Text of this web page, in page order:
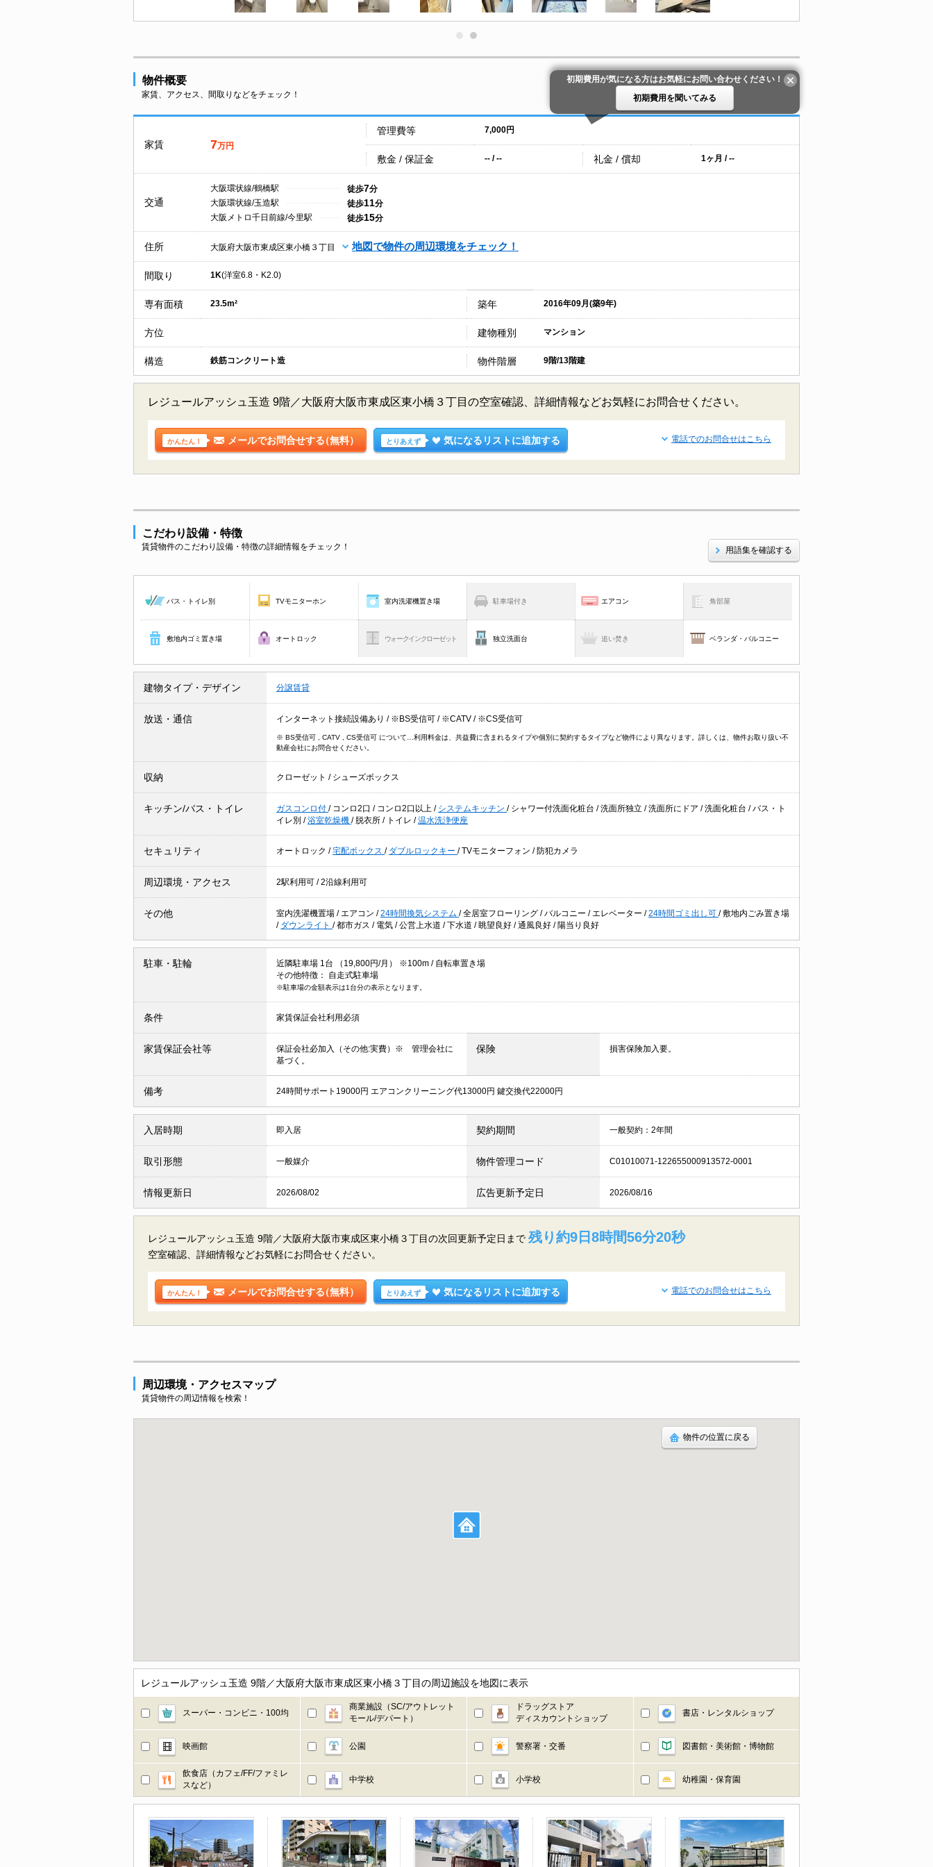
物件概要
家賃、アクセス、間取りなどをチェック！
初期費用が気になる方はお気軽にお問い合わせください！
初期費用を聞いてみる
家賃 7万円
管理費等 7,000円
敷金 / 保証金 -- / -- 礼金 / 償却 1ヶ月 / --
交通
大阪環状線/鶴橋駅 徒歩7分
大阪環状線/玉造駅
徒歩11分
大阪メトロ千日前線/今里駅
徒歩15分
住所 大阪府大阪市東成区東小橋３丁目 地図で物件の周辺環境をチェック！
間取り 1K(洋室6.8・K2.0)
専有面積 23.5m² 築年 2016年09月(築9年)
方位 建物種別 マンション
構造 鉄筋コンクリート造 物件階層 9階/13階建
レジュールアッシュ玉造 9階／大阪府大阪市東成区東小橋３丁目の空室確認、詳細情報などお気軽にお問合せください。
かんたん！ メールでお問合せする（無料） とりあえず 気になるリストに追加する 電話でのお問合せはこちら
こだわり設備・特徴
賃貸物件のこだわり設備・特徴の詳細情報をチェック！ 用語集を確認する
バス・トイレ別 TVモニターホン 室内洗濯機置き場 駐車場付き エアコン 角部屋
敷地内ゴミ置き場 オートロック ウォークインクローゼット 独立洗面台 追い焚き ベランダ・バルコニー
建物タイプ・デザイン 分譲賃貸
放送・通信 インターネット接続設備あり / ※BS受信可 / ※CATV / ※CS受信可
※ BS受信可 , CATV , CS受信可 について…利用料金は、共益費に含まれるタイプや個別に契約するタイプなど物件により異なります。詳しくは、物件お取り扱い不
動産会社にお問合せください。
収納 クローゼット / シューズボックス
キッチン/バス・トイレ ガスコンロ付 / コンロ2口 / コンロ2口以上 / システムキッチン / シャワー付洗面化粧台 /洗面所独立 /洗面所にドア /洗面化粧台 /バス・ト
イレ別 /浴室乾燥機 / 脱衣所 / トイレ /温水洗浄便座
セキュリティ オートロック /宅配ボックス / ダブルロックキー /TVモニターフォン / 防犯カメラ
周辺環境・アクセス 2駅利用可 /2沿線利用可
その他 室内洗濯機置場 / エアコン /24時間換気システム /全居室フローリング /バルコニー / エレベーター /24時間ゴミ出し可 /敷地内ごみ置き場
/ ダウンライト /都市ガス / 電気 /公営上水道 /下水道 / 眺望良好 /通風良好 / 陽当り良好
駐車・駐輪 近隣駐車場 1台 （19,800円/月） ※100m / 自転車置き場
その他特徴： 自走式駐車場
※駐車場の金額表示は1台分の表示となります。
条件 家賃保証会社利用必須
家賃保証会社等
保証会社必加入（その他:実費）※ 管理会社に
基づく。
保険 損害保険加入要。
備考 24時間サポート19000円 エアコンクリーニング代13000円 鍵交換代22000円
入居時期 即入居 契約期間 一般契約：2年間
取引形態 一般媒介 物件管理コード C01010071-122655000913572-0001
情報更新日 2026/08/02 広告更新予定日 2026/08/16
レジュールアッシュ玉造 9階／大阪府大阪市東成区東小橋３丁目の次回更新予定日まで 残り約9日8時間56分19秒
空室確認、詳細情報などお気軽にお問合せください。
かんたん！ メールでお問合せする（無料） とりあえず 気になるリストに追加する 電話でのお問合せはこちら
周辺環境・アクセスマップ
賃貸物件の周辺情報を検索！
物件の位置に戻る
レジュールアッシュ玉造 9階／大阪府大阪市東成区東小橋３丁目の周辺施設を地図に表示
スーパー・コンビニ・100均
商業施設（SC/アウトレット
モール/デパート）
ドラッグストア
ディスカウントショップ
書店・レンタルショップ
映画館 公園 警察署・交番 図書館・美術館・博物館
飲食店（カフェ/FF/ファミレ
スなど）
中学校 小学校 幼稚園・保育園